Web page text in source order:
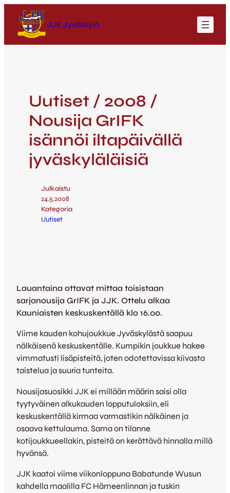
JJK Jyväskylä
Uutiset / 2008 /
Nousija GrIFK
isännöi iltapäivällä
jyväskyläläisiä
Julkaistu
24.5.2008
Kategoria
Uutiset
Lauantaina ottavat mittaa toisistaan
sarjanousija GrIFK ja JJK. Ottelu alkaa
Kauniaisten keskuskentällä klo 16.00.
Viime kauden kohujoukkue Jyväskylästä saapuu
nälkäisenä keskuskentälle. Kumpikin joukkue hakee
vimmatusti lisäpisteitä, joten odotettavissa kiivasta
taistelua ja suuria tunteita.
Nousijasuosikki JJK ei millään määrin saisi olla
tyytyväinen alkukauden lopputuloksiin, eli
keskuskentällä kirmaa varmastikin nälkäinen ja
osaava kettulauma. Sama on tilanne
kotijoukkueellakin, pisteitä on kerättävä hinnalla millä
hyvänsä.
JJK kaatoi viime viikonloppuna Babatunde Wusun
kahdella maalilla FC Hämeenlinnan ja tuskin